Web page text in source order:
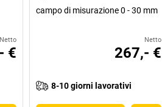
Netto
€
campo di misurazione 0 - 30 mm
Netto
267,- €
8-10 giorni lavorativi